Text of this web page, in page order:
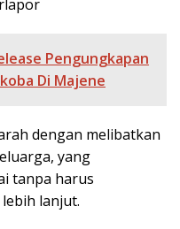
Pengungkapan
Di Majene
dengan melibatkan
yang
tanpa harus
lanjut.